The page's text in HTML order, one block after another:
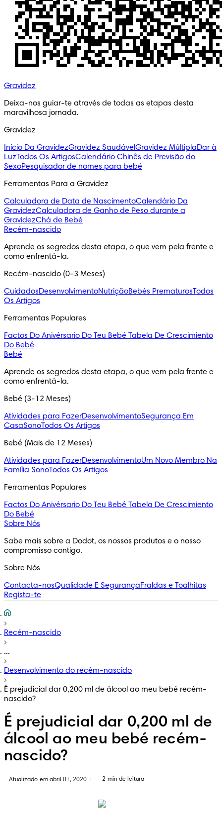
Gravidez
Deixa-nos guiar-te através de todas as etapas desta
maravilhosa jornada.
Gravidez
Início Da GravidezGravidez SaudávelGravidez MúltiplaDar à
LuzTodos Os ArtigosCalendário Chinês de Previsão do
SexoPesquisador de nomes para bebé
Ferramentas Para a Gravidez
Calculadora de Data de NascimentoCalendário Da
GravidezCalculadora de Ganho de Peso durante a
GravidezChá de Bebé
Recém-nascido
Aprende os segredos desta etapa, o que vem pela frente e
como enfrentá-la.
Recém-nascido (0-3 Meses)
CuidadosDesenvolvimentoNutriçãoBebés PrematurosTodos
Os Artigos
Ferramentas Populares
Factos Do Anivérsario Do Teu Bebé Tabela De Crescimiento
Do Bebé
Bebé
Aprende os segredos desta etapa, o que vem pela frente e
como enfrentá-la.
Bebé (3-12 Meses)
Atividades para FazerDesenvolvimentoSegurança Em
CasaSonoTodos Os Artigos
Bebé (Mais de 12 Meses)
Atividades para FazerDesenvolvimentoUm Novo Membro Na
Família SonoTodos Os Artigos
Ferramentas Populares
Factos Do Anivérsario Do Teu Bebé Tabela De Crescimiento
Do Bebé
Sobre Nós
Sabe mais sobre a Dodot, os nossos produtos e o nosso
compromisso contigo.
Sobre Nós
Contacta-nosQualidade E SegurançaFraldas e Toalhitas
Regista-te
Recém-nascido
...
Desenvolvimento do recém-nascido
É prejudicial dar 0,200 ml de álcool ao meu bebé recém-
nascido?
É prejudicial dar 0,200 ml de
álcool ao meu bebé recém-
nascido?
Atualizado em abril 01, 2020 2 min de leitura